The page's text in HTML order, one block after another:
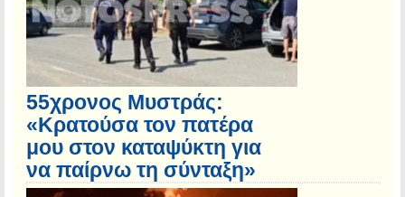
55χρονος Μυστράς:
«Κρατούσα τον πατέρα
μου στον καταψύκτη για
να παίρνω τη σύνταξη»